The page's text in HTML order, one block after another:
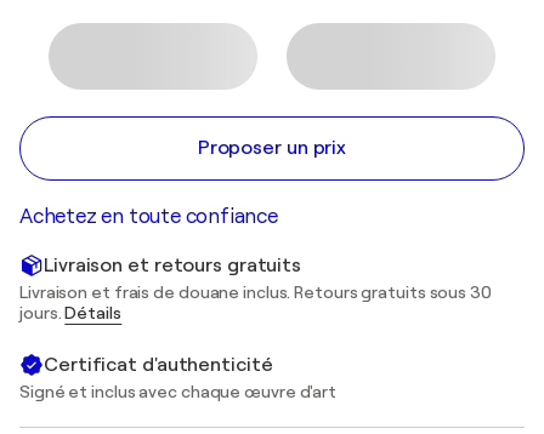
Proposer un prix
Achetez en toute confiance
Livraison et retours gratuits
Livraison et frais de douane inclus. Retours gratuits sous 30
jours.Détails
Certificat d'authenticité
Signé et inclus avec chaque œuvre d'art